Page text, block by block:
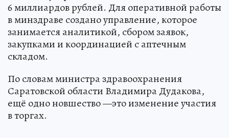
6 миллиардов рублей. Для оперативной работы
в минздраве создано управление, которое
занимается аналитикой, сбором заявок,
закупками и координацией с аптечным
складом.
По словам министра здравоохранения
Саратовской области Владимира Дудакова,
ещё одно новшество —это изменение участия
в торгах.